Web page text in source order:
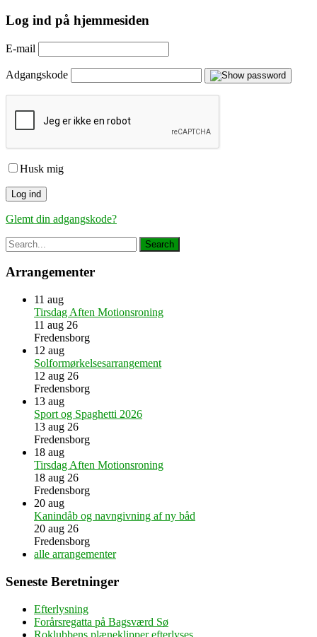
Log ind på hjemmesiden
E-mail
Adgangskode
Husk mig
Glemt din adgangskode?
Arrangementer
11 aug
Tirsdag Aften Motionsroning
11 aug 26
Fredensborg
12 aug
Solformørkelsesarrangement
12 aug 26
Fredensborg
13 aug
Sport og Spaghetti 2026
13 aug 26
Fredensborg
18 aug
Tirsdag Aften Motionsroning
18 aug 26
Fredensborg
20 aug
Kanindåb og navngivning af ny båd
20 aug 26
Fredensborg
alle arrangementer
Seneste Beretninger
Efterlysning
Forårsregatta på Bagsværd Sø
Roklubbens plæneklipper efterlyses…